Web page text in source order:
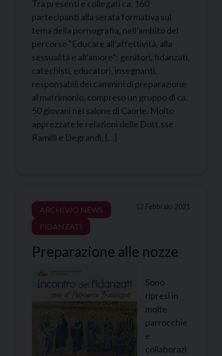
Tra presenti e collegati ca. 160
partecipanti alla serata formativa sul
tema della pornografia, nell’ambito del
percorso “Educare all’affettività, alla
sessualità e all’amore”: genitori, fidanzati,
catechisti, educatori, insegnanti,
responsabili dei cammini di preparazione
al matrimonio, compreso un gruppo di ca.
50 giovani nel salone di Caorle. Molto
apprezzate le relazioni delle Dott.sse
Ramilli e Degrandi, […]
12 Febbraio 2021
ARCHIVIO NEWS
FIDANZATI
Preparazione alle nozze
Sono
ripresi in
molte
parrocchie
e
collaborazi